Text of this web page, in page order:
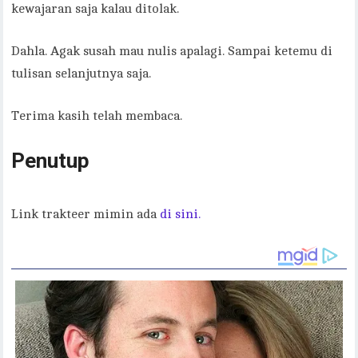
kewajaran saja kalau ditolak.
Dahla. Agak susah mau nulis apalagi. Sampai ketemu di
tulisan selanjutnya saja.
Terima kasih telah membaca.
Penutup
Link trakteer mimin ada di sini.